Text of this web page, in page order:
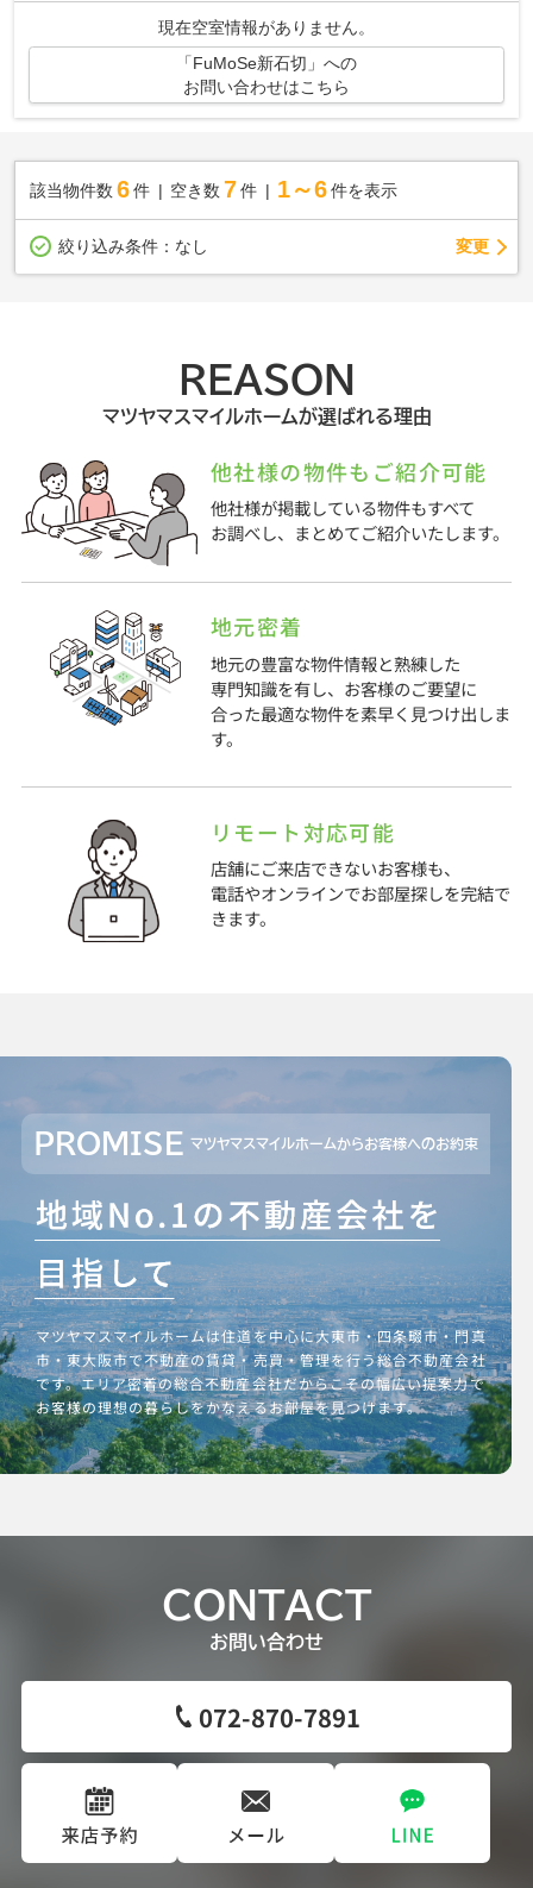
現在空室情報がありません。
「FuMoSe新石切」への
お問い合わせはこちら
該当物件数 6件 空き数 7 件 1～6 件を表示
絞り込み条件： なし 変更
REASON
マツヤマスマイルホームが選ばれる理由
他社様の物件もご紹介可能
他社様が掲載している物件もすべて
お調べし、まとめてご紹介いたします。
地元密着
地元の豊富な物件情報と熟練した
専門知識を有し、お客様のご要望に
合った最適な物件を素早く見つけ出しま
す。
リモート対応可能
店舗にご来店できないお客様も、
電話やオンラインでお部屋探しを完結で
きます。
PROMISE マツヤマスマイルホームからお客様へのお約束
マツヤマスマイルホームは住道を中心に大東市・四条畷市・門真
市・東大阪市で不動産の賃貸・売買・管理を行う総合不動産会社
です。エリア密着の総合不動産会社だからこその幅広い提案力で
お客様の理想の暮らしをかなえるお部屋を見つけます。
CONTACT
お問い合わせ
072-870-7891